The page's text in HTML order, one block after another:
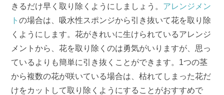
きるだけ早く取り除くようにしましょう。 アレンジメン
トの場合は、吸水性スポンジから引き抜いて花を取り除
くようにします。花がきれいに生けられているアレンジ
メントから、花を取り除くのは勇気がいりますが、思っ
ているよりも簡単に引き抜くことができます。1つの茎
から複数の花が咲いている場合は、枯れてしまった花だ
けをカットして取り除くようにすることがおすすめで